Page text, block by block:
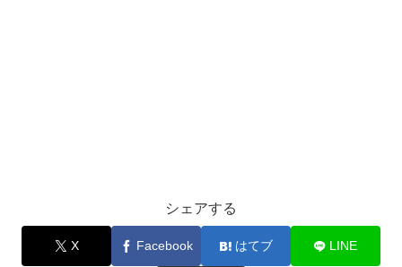
シェアする
X Facebook はてブ LINE